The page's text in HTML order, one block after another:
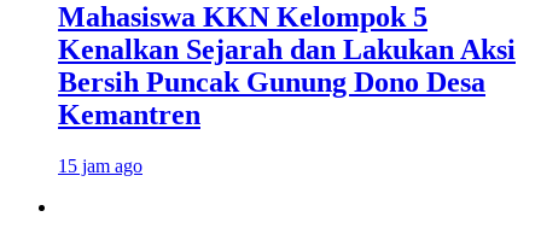
Mahasiswa KKN Kelompok 5
Kenalkan Sejarah dan Lakukan Aksi
Bersih Puncak Gunung Dono Desa
Kemantren
15 jam ago